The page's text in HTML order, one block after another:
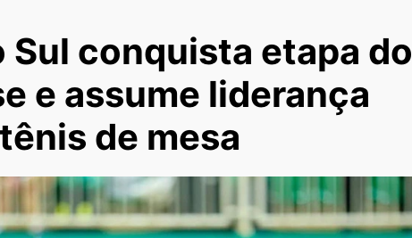
Sul conquista etapa do
e assume liderança
de mesa